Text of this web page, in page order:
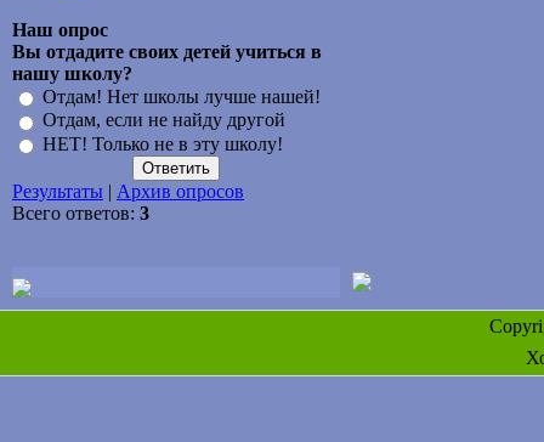
Наш опрос
Вы отдадите своих детей учиться в
нашу школу?
Отдам! Нет школы лучше нашей!
Отдам, если не найду другой
НЕТ! Только не в эту школу!
Результаты | Архив опросов
Всего ответов: 3